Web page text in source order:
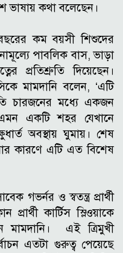
ভাষায় কথা বলেছেন।
কম বয়সী শিশুদের
পাবলিক বাস, ভাড়া
প্রতিশ্রুতি দিয়েছেন।
মামদানি বলেন, ‘এটি
চারজনের মধ্যে একজন
এমন একটি শহর যেখানে
অবস্থায় ঘুমায়। শেষ
কারণে এটি এত বিশেষ
গভর্নর ও স্বতন্ত্র প্রার্থী
কার্টিস স্লিওয়াকে
মামদানি। এই ত্রিমুখী
এতটা গুরুত্ব পেয়েছে